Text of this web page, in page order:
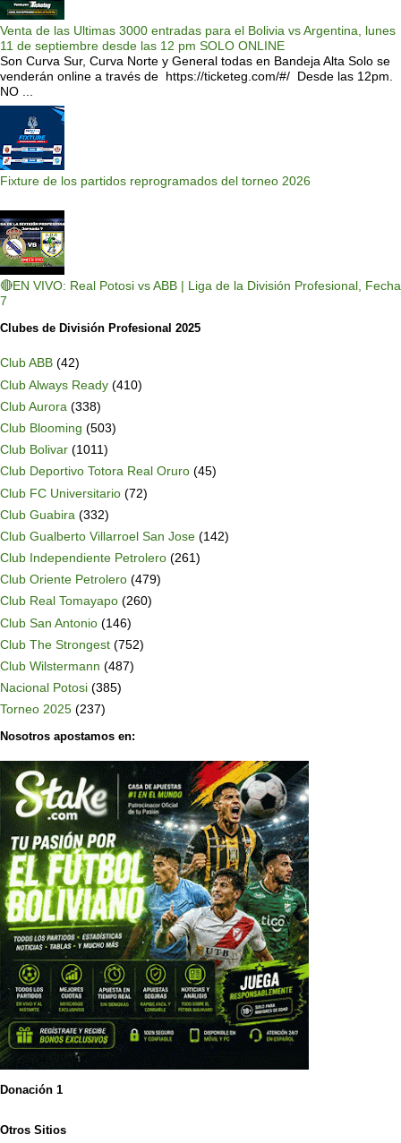
Venta de las Ultimas 3000 entradas para el Bolivia vs Argentina, lunes
11 de septiembre desde las 12 pm SOLO ONLINE
Son Curva Sur, Curva Norte y General todas en Bandeja Alta Solo se
venderán online a través de https://ticketeg.com/#/ Desde las 12pm.
NO ...
Fixture de los partidos reprogramados del torneo 2026
🔴EN VIVO: Real Potosi vs ABB | Liga de la División Profesional, Fecha
7
Clubes de División Profesional 2025
Club ABB (42)
Club Always Ready (410)
Club Aurora (338)
Club Blooming (503)
Club Bolivar (1011)
Club Deportivo Totora Real Oruro (45)
Club FC Universitario (72)
Club Guabira (332)
Club Gualberto Villarroel San Jose (142)
Club Independiente Petrolero (261)
Club Oriente Petrolero (479)
Club Real Tomayapo (260)
Club San Antonio (146)
Club The Strongest (752)
Club Wilstermann (487)
Nacional Potosi (385)
Torneo 2025 (237)
Nosotros apostamos en:
Donación 1
Otros Sitios